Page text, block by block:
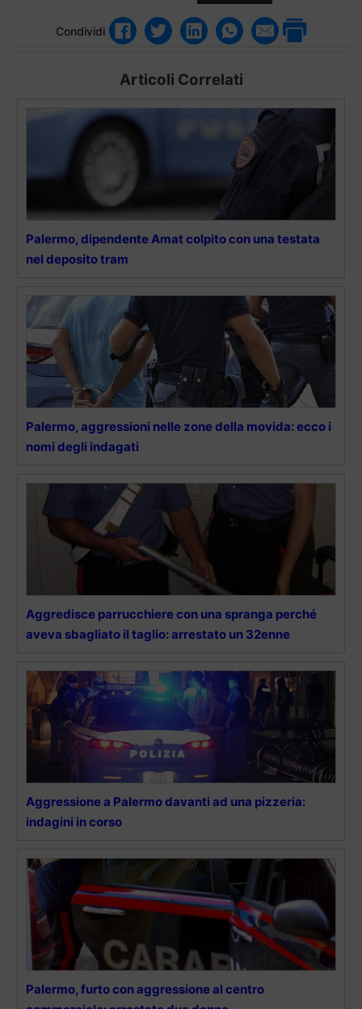
Condividi
Articoli Correlati
Palermo, dipendente Amat colpito con una testata
nel deposito tram
Palermo, aggressioni nelle zone della movida: ecco i
nomi degli indagati
Aggredisce parrucchiere con una spranga perché
aveva sbagliato il taglio: arrestato un 32enne
Aggressione a Palermo davanti ad una pizzeria:
indagini in corso
Palermo, furto con aggressione al centro